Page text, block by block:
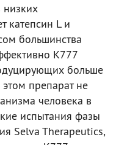
низких
катепсин L и
большинства
K777
больше
препарат не
человека в
испытания фазы
Selva Therapeutics,